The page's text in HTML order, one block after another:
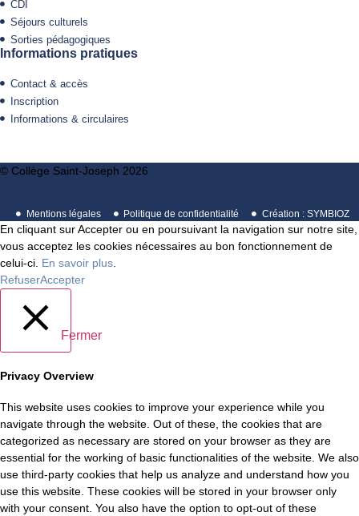
CDI
Séjours culturels
Sorties pédagogiques
Informations pratiques
Contact & accès
Inscription
Informations & circulaires
© Collège Saint-Joseph 2026
Mentions légales Politique de confidentialité Création : SYMBIOZ
En cliquant sur Accepter ou en poursuivant la navigation sur notre site,
vous acceptez les cookies nécessaires au bon fonctionnement de
celui-ci. En savoir plus
RefuserAccepter
Fermer
Privacy Overview
This website uses cookies to improve your experience while you
navigate through the website. Out of these, the cookies that are
categorized as necessary are stored on your browser as they are
essential for the working of basic functionalities of the website. We also
use third-party cookies that help us analyze and understand how you
use this website. These cookies will be stored in your browser only
with your consent. You also have the option to opt-out of these